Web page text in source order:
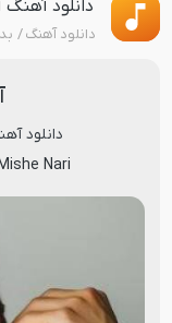
دانلود
دانلود آهنگ
دانلود
Nari